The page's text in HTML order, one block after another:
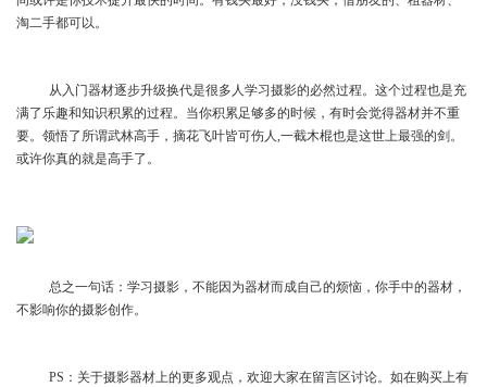
淘二手都可以。
从入门器材逐步升级换代是很多人学习摄影的必然过程。这个过程也是充
满了乐趣和知识积累的过程。当你积累足够多的时候，有时会觉得器材并不重
要。领悟了所谓武林高手，摘花飞叶皆可伤人,一截木棍也是这世上最强的剑。
或许你真的就是高手了。
总之一句话：学习摄影，不能因为器材而成自己的烦恼，你手中的器材，
不影响你的摄影创作。
PS：关于摄影器材上的更多观点，欢迎大家在留言区讨论。如在购买上有